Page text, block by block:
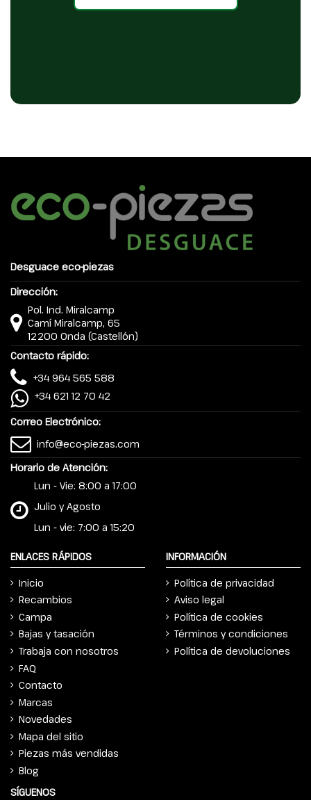
Desguace eco-piezas
Dirección:
Pol. Ind. Miralcamp
Camí Miralcamp, 65
12200 Onda (Castellón)
Contacto rápido:
+34 964 565 588
+34 621 12 70 42
Correo Electrónico:
info@eco-piezas.com
Horario de Atención:
Lun - Vie: 8:00 a 17:00
Julio y Agosto
Lun - vie: 7:00 a 15:20
ENLACES RÁPIDOS
Inicio
Recambios
Campa
Bajas y tasación
Trabaja con nosotros
FAQ
Contacto
Marcas
Novedades
Mapa del sitio
Piezas más vendidas
Blog
INFORMACIÓN
Política de privacidad
Aviso legal
Política de cookies
Términos y condiciones
Política de devoluciones
SÍGUENOS